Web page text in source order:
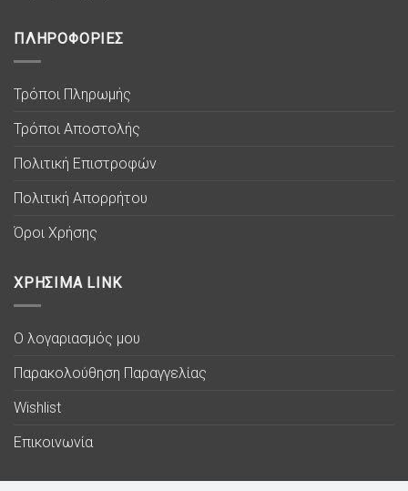
ΠΛΗΡΟΦΟΡΙΕΣ
Τρόποι Πληρωμής
Τρόποι Αποστολής
Πολιτική Επιστροφών
Πολιτική Απορρήτου
Όροι Χρήσης
ΧΡΗΣΙΜΑ LINK
Ο λογαριασμός μου
Παρακολούθηση Παραγγελίας
Wishlist
Επικοινωνία